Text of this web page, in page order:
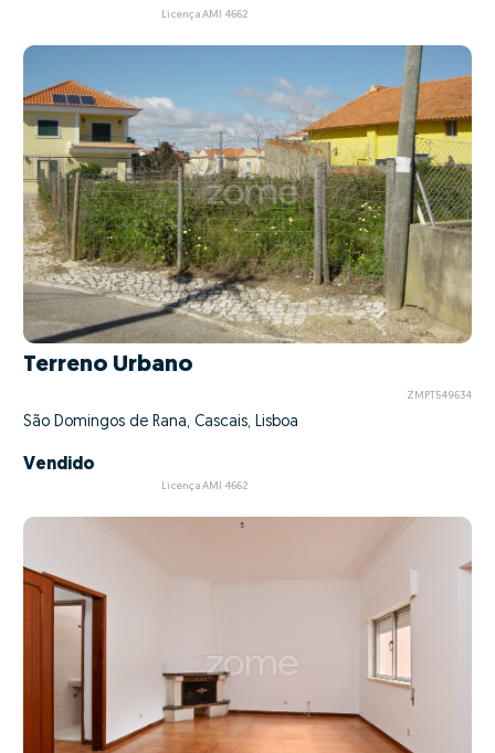
Licença AMI 4662
Terreno Urbano
ZMPT549634
São Domingos de Rana, Cascais, Lisboa
Vendido
Licença AMI 4662